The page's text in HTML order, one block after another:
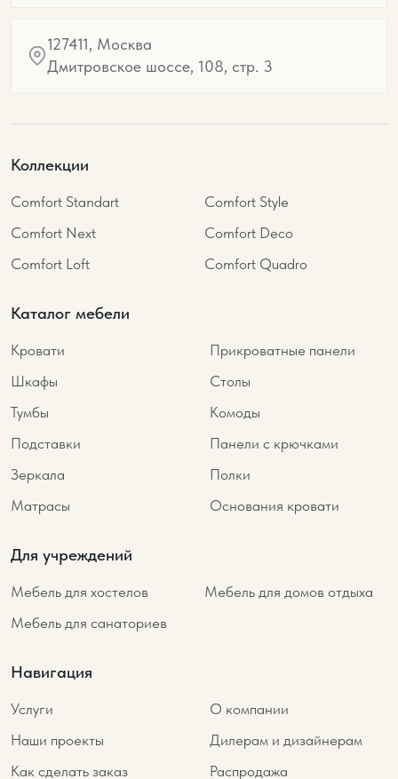
127411, Москва
Дмитровское шоссе, 108, стр. 3
Коллекции
Comfort Standart
Comfort Style
Comfort Next
Comfort Deco
Comfort Loft
Comfort Quadro
Каталог мебели
Кровати
Прикроватные панели
Шкафы
Столы
Тумбы
Комоды
Подставки
Панели с крючками
Зеркала
Полки
Матрасы
Основания кровати
Для учреждений
Мебель для хостелов
Мебель для домов отдыха
Мебель для санаториев
Навигация
Услуги
О компании
Наши проекты
Дилерам и дизайнерам
Как сделать заказ
Распродажа